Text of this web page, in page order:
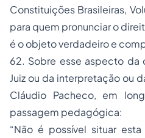
Constituições Brasileiras,
para quem pronunciar o
é o objeto verdadeiro e
62. Sobre esse aspecto da
Juiz ou da interpretação ou
Cláudio Pacheco, em
passagem pedagógica:
“Não é possível situar